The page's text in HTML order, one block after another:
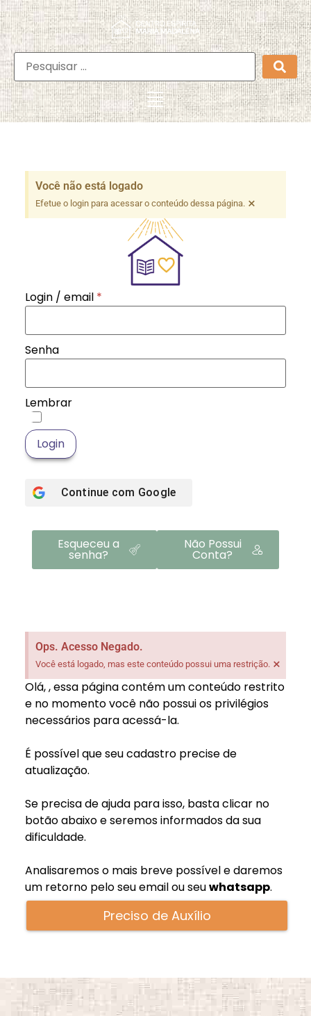
Você não está logado
Efetue o login para acessar o conteúdo dessa página. ×
Login / email *
Senha
Lembrar
Login
Continue com Google
Esqueceu a
senha?
Não Possui
Conta?
Ops. Acesso Negado.
Você está logado, mas este conteúdo possui uma restrição. ×
Olá,, essa página contém um conteúdo restrito
e no momento você não possui os privilégios
necessários para acessá-la.
É possível que seu cadastro precise de
atualização.
Se precisa de ajuda para isso, basta clicar no
botão abaixo e seremos informados da sua
dificuldade.
Analisaremos o mais breve possível e daremos
um retorno pelo seu emailou seuwhatsapp.
Preciso de Auxílio